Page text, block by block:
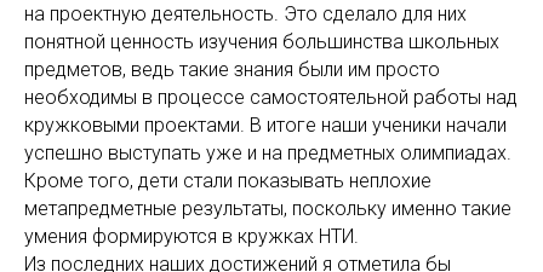
на проектную деятельность. Это сделало для них
понятной ценность изучения большинства школьных
предметов, ведь такие знания были им просто
необходимы в процессе самостоятельной работы над
кружковыми проектами. В итоге наши ученики начали
успешно выступать уже и на предметных олимпиадах.
Кроме того, дети стали показывать неплохие
метапредметные результаты, поскольку именно такие
умения формируются в кружках НТИ.
Из последних наших достижений я отметила бы